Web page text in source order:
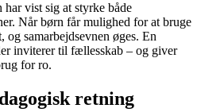
vist sig at styrke både
Når børn får mulighed for at bruge
samarbejdsevnen øges. En
inviterer til fællesskab – og giver
for ro.
retning